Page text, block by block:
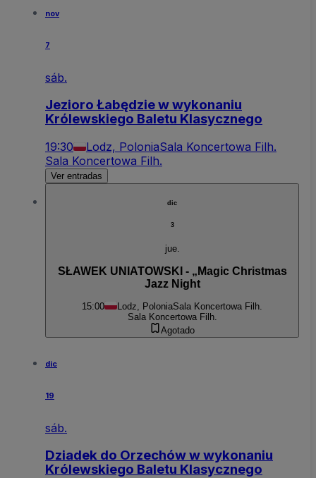
nov
7
sáb.
Jezioro Łabędzie w wykonaniu
Królewskiego Baletu Klasycznego
19:30 Lodz, PoloniaSala Koncertowa Filh.
Sala Koncertowa Filh.
Ver entradas
dic
3
jue.
SŁAWEK UNIATOWSKI - „Magic Christmas
Jazz Night
15:00 Lodz, PoloniaSala Koncertowa Filh.
Sala Koncertowa Filh.
Agotado
dic
19
sáb.
Dziadek do Orzechów w wykonaniu
Królewskiego Baletu Klasycznego